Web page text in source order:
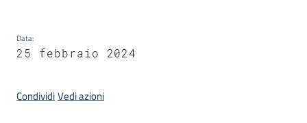
Seguici
Data:
25 febbraio 2024
CondividiVedi azioni